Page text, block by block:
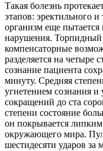
Такая болезнь
этапов: эректильного
организм еще
нарушения. Торпидный
компенсаторные
разделяется на четыре
сознание пациента
минуту. Средняя
угнетением сознания и
сокращений до ста
степени состояние
он покрывается
окружающего мира.
шестидесяти ударов за